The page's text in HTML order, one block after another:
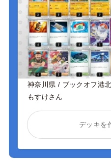
神奈川県 / ブックオフ港
もすけさん
デッキを